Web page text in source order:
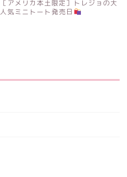
［アメリカ本土限定］トレジョの大
人気ミニトート発売日